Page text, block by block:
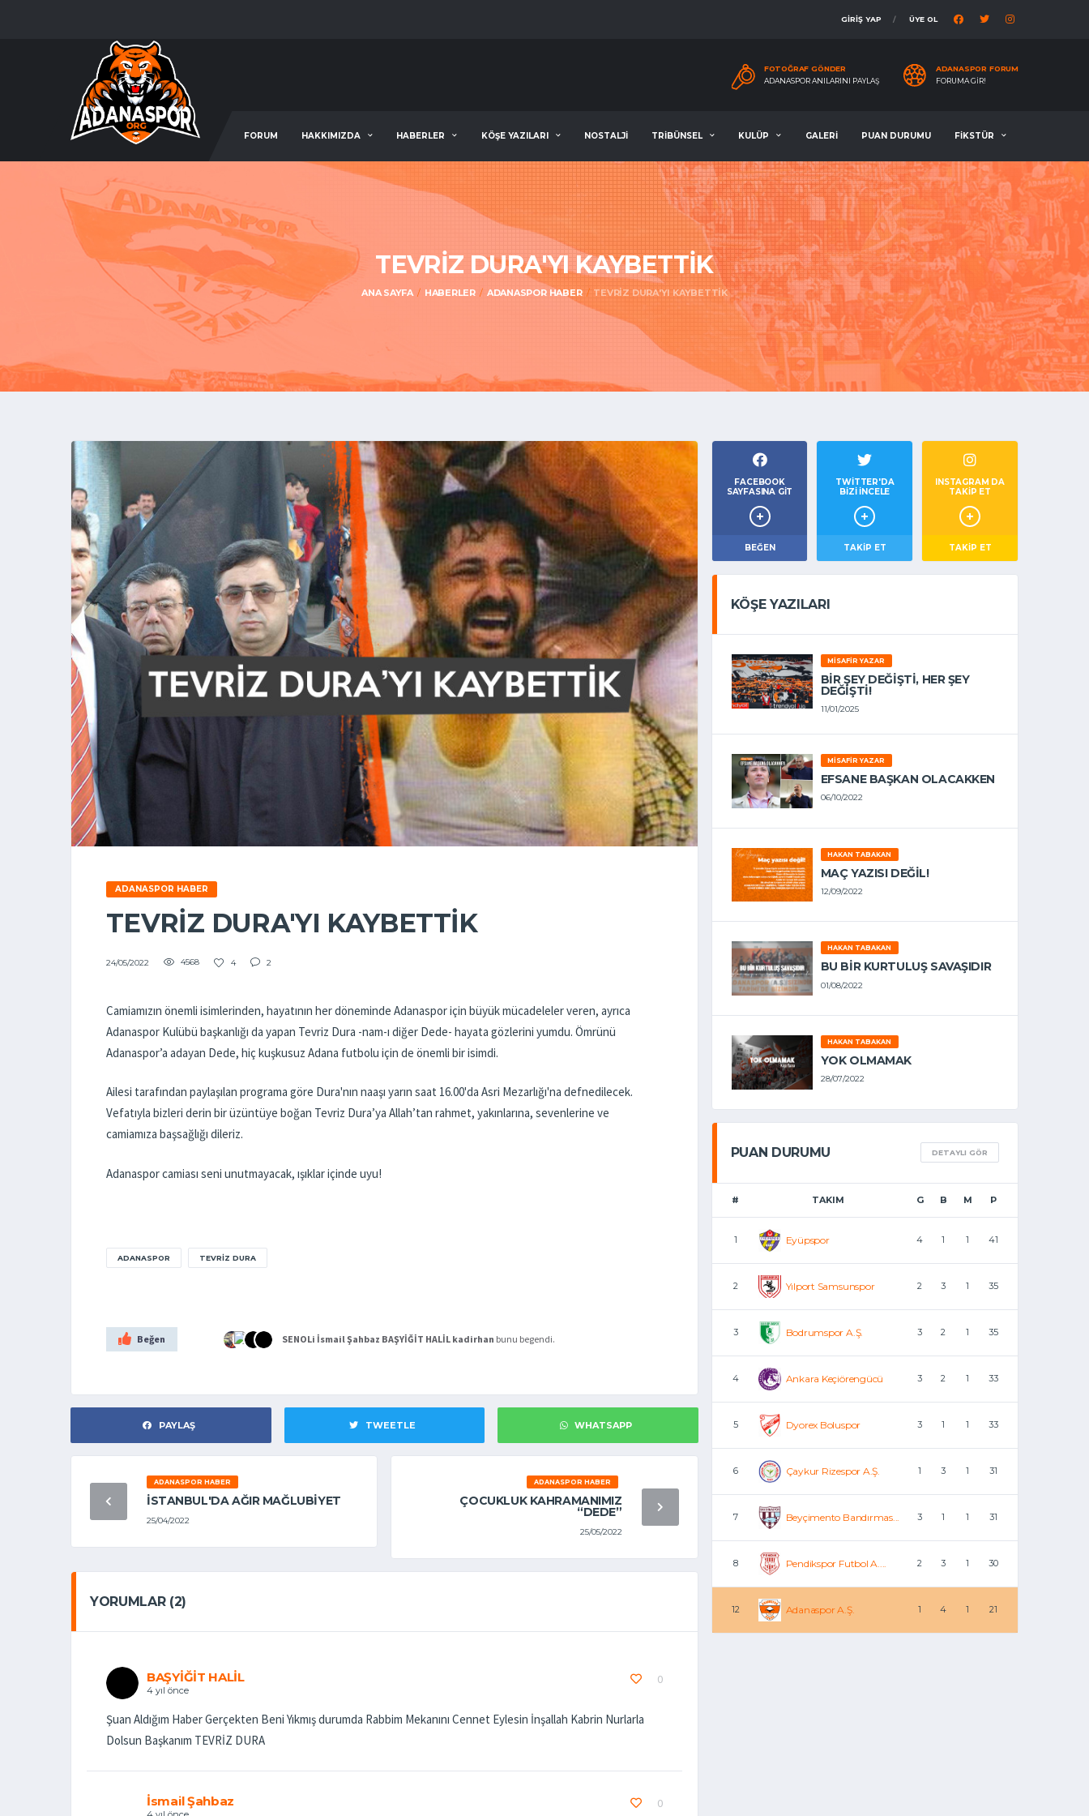
GİRİŞ YAP ÜYE OL
FOTOĞRAF GÖNDER
ADANASPOR ANILARINI PAYLAŞ
ADANASPOR FORUM
FORUMA GIR!
FORUM HAKKIMIZDA HABERLER KÖŞE YAZILARI NOSTALJİ TRİBÜNSEL KULÜP GALERİ PUAN DURUMU FİKSTÜR
TEVRİZ DURA'YI KAYBETTİK
ANA SAYFA HABERLER ADANASPOR HABER TEVRİZ DURA'YI KAYBETTİK
ADANASPOR HABER
TEVRİZ DURA'YI KAYBETTİK
24/05/2022 4568 4 2
Camiamızın önemli isimlerinden, hayatının her döneminde Adanaspor için büyük mücadeleler veren, ayrıca
Adanaspor Kulübü başkanlığı da yapan Tevriz Dura -nam-ı diğer Dede- hayata gözlerini yumdu. Ömrünü
Adanaspor’a adayan Dede, hiç kuşkusuz Adana futbolu için de önemli bir isimdi.
Ailesi tarafından paylaşılan programa göre Dura'nın naaşı yarın saat 16.00'da Asri Mezarlığı'na defnedilecek.
Vefatıyla bizleri derin bir üzüntüye boğan Tevriz Dura’ya Allah’tan rahmet, yakınlarına, sevenlerine ve
camiamıza başsağlığı dileriz.
Adanaspor camiası seni unutmayacak, ışıklar içinde uyu!
ADANASPOR TEVRIZ DURA
Beğen SENOLi İsmail Şahbaz BAŞYİĞİT HALİL kadirhan bunu begendi.
PAYLAŞ TWEETLE WHATSAPP
ADANASPOR HABER
İSTANBUL'DA AĞIR MAĞLUBİYET
25/04/2022
ADANASPOR HABER
ÇOCUKLUK KAHRAMANIMIZ
“DEDE”
25/05/2022
YORUMLAR (2)
BAŞYİĞİT HALİL
4 yıl önce
0
Şuan Aldığım Haber Gerçekten Beni Yıkmış durumda Rabbim Mekanını Cennet Eylesin İnşallah Kabrin Nurlarla
Dolsun Başkanım TEVRİZ DURA
İsmail Şahbaz 0
FACEBOOK
SAYFASINA GIT
BEĞEN
TWITTER'DA
BIZI İNCELE
TAKIP ET
INSTAGRAM DA
TAKİP ET
TAKİP ET
KÖŞE YAZILARI
MISAFIR YAZAR
BIR ŞEY DEĞIŞTI, HER ŞEY
DEĞIŞTI!
11/01/2025
MISAFIR YAZAR
EFSANE BAŞKAN OLACAKKEN
06/10/2022
HAKAN TABAKAN
MAÇ YAZISI DEĞİL!
12/09/2022
HAKAN TABAKAN
BU BİR KURTULUŞ SAVAŞIDIR
01/08/2022
HAKAN TABAKAN
YOK OLMAMAK
28/07/2022
PUAN DURUMU DETAYLI GÖR
# TAKIM G B M P
1 Eyüpspor 4 1 1 41
2 Yılport Samsunspor 2 3 1 35
3 Bodrumspor A.Ş. 3 2 1 35
4 Ankara Keçiörengücü 3 2 1 33
5 Dyorex Boluspor 3 1 1 33
6 Çaykur Rizespor A.Ş. 1 3 1 31
7 Beyçimento Bandırmas... 3 1 1 31
8 Pendikspor Futbol A.... 2 3 1 30
12 Adanaspor A.Ş. 1 4 1 21